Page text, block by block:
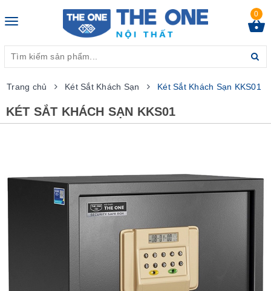
Toggle
0
Trang chủ Két Sắt Khách Sạn Két Sắt Khách Sạn KKS01
KÉT SẮT KHÁCH SẠN KKS01